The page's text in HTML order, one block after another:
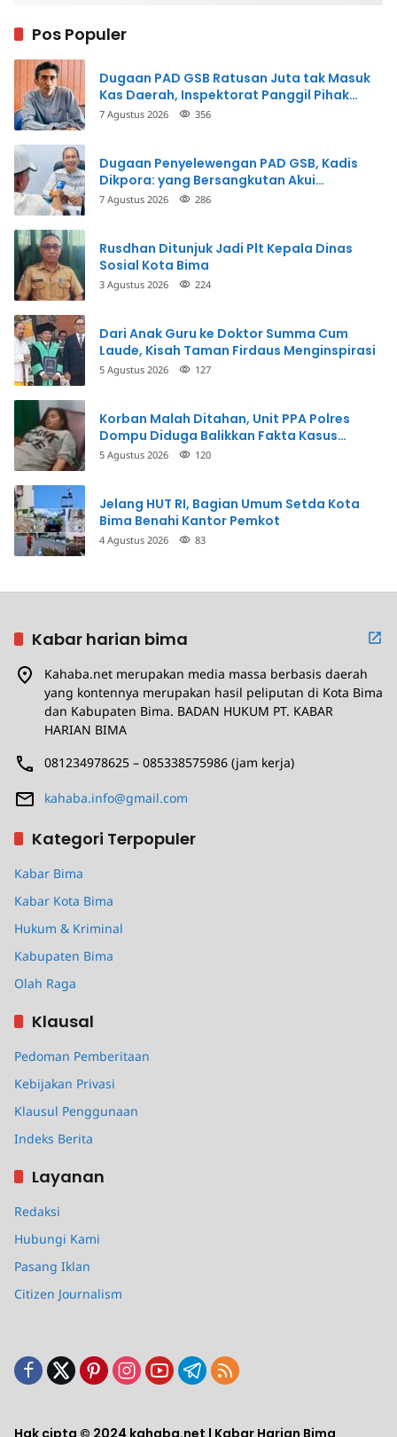
Pos Populer
Dugaan PAD GSB Ratusan Juta tak Masuk
Kas Daerah, Inspektorat Panggil Pihak
Terkait
7 Agustus 2026 356
Dugaan Penyelewengan PAD GSB, Kadis
Dikpora: yang Bersangkutan Akui
Perbuatannya dan Siap Mengembalikan
7 Agustus 2026 286
Rusdhan Ditunjuk Jadi Plt Kepala Dinas
Sosial Kota Bima
3 Agustus 2026 224
Dari Anak Guru ke Doktor Summa Cum
Laude, Kisah Taman Firdaus Menginspirasi
5 Agustus 2026 127
Korban Malah Ditahan, Unit PPA Polres
Dompu Diduga Balikkan Fakta Kasus
Penganiayaan
5 Agustus 2026 120
Jelang HUT RI, Bagian Umum Setda Kota
Bima Benahi Kantor Pemkot
4 Agustus 2026 83
Kabar harian bima
Kahaba.net merupakan media massa berbasis daerah
yang kontennya merupakan hasil peliputan di Kota Bima
dan Kabupaten Bima. BADAN HUKUM PT. KABAR
HARIAN BIMA
081234978625 – 085338575986 (jam kerja)
kahaba.info@gmail.com
Kategori Terpopuler
Kabar Bima
Kabar Kota Bima
Hukum & Kriminal
Kabupaten Bima
Olah Raga
Klausal
Pedoman Pemberitaan
Kebijakan Privasi
Klausul Penggunaan
Indeks Berita
Layanan
Redaksi
Hubungi Kami
Pasang Iklan
Citizen Journalism
Hak cipta © 2024 kahaba.net | Kabar Harian Bima